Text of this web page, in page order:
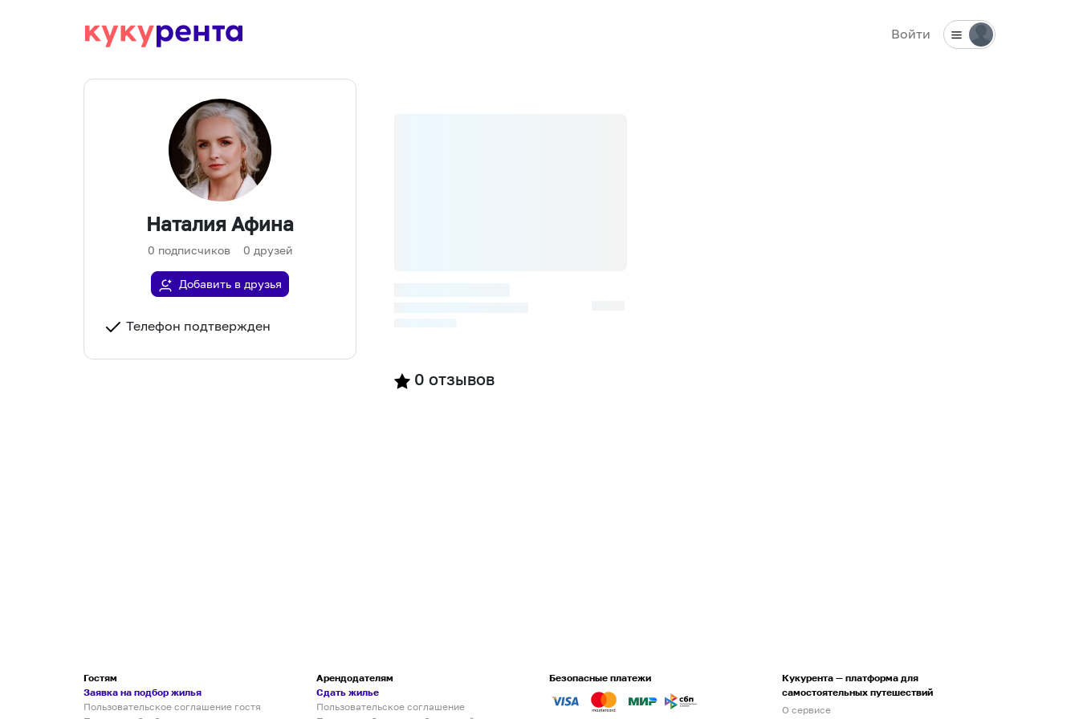
Войти
Наталия Афина
0 подписчиков 0 друзей
Добавить в друзья
Телефон подтвержден
0 отзывов
Гостям
Заявка на подбор жилья
Пользовательское соглашение гостя
Арендодателям
Сдать жилье
Пользовательское соглашение
Безопасные платежи
Кукурента — платформа для
самостоятельных путешествий
О сервисе